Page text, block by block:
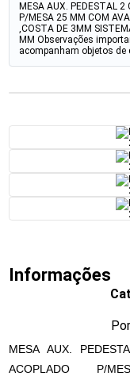
MESA AUX. PEDESTAL
P/MESA 25 MM COM
,COSTA DE 3MM
MM Observações
acompanham objetos de
Informações
MESA AUX.
ACOPLADO P/